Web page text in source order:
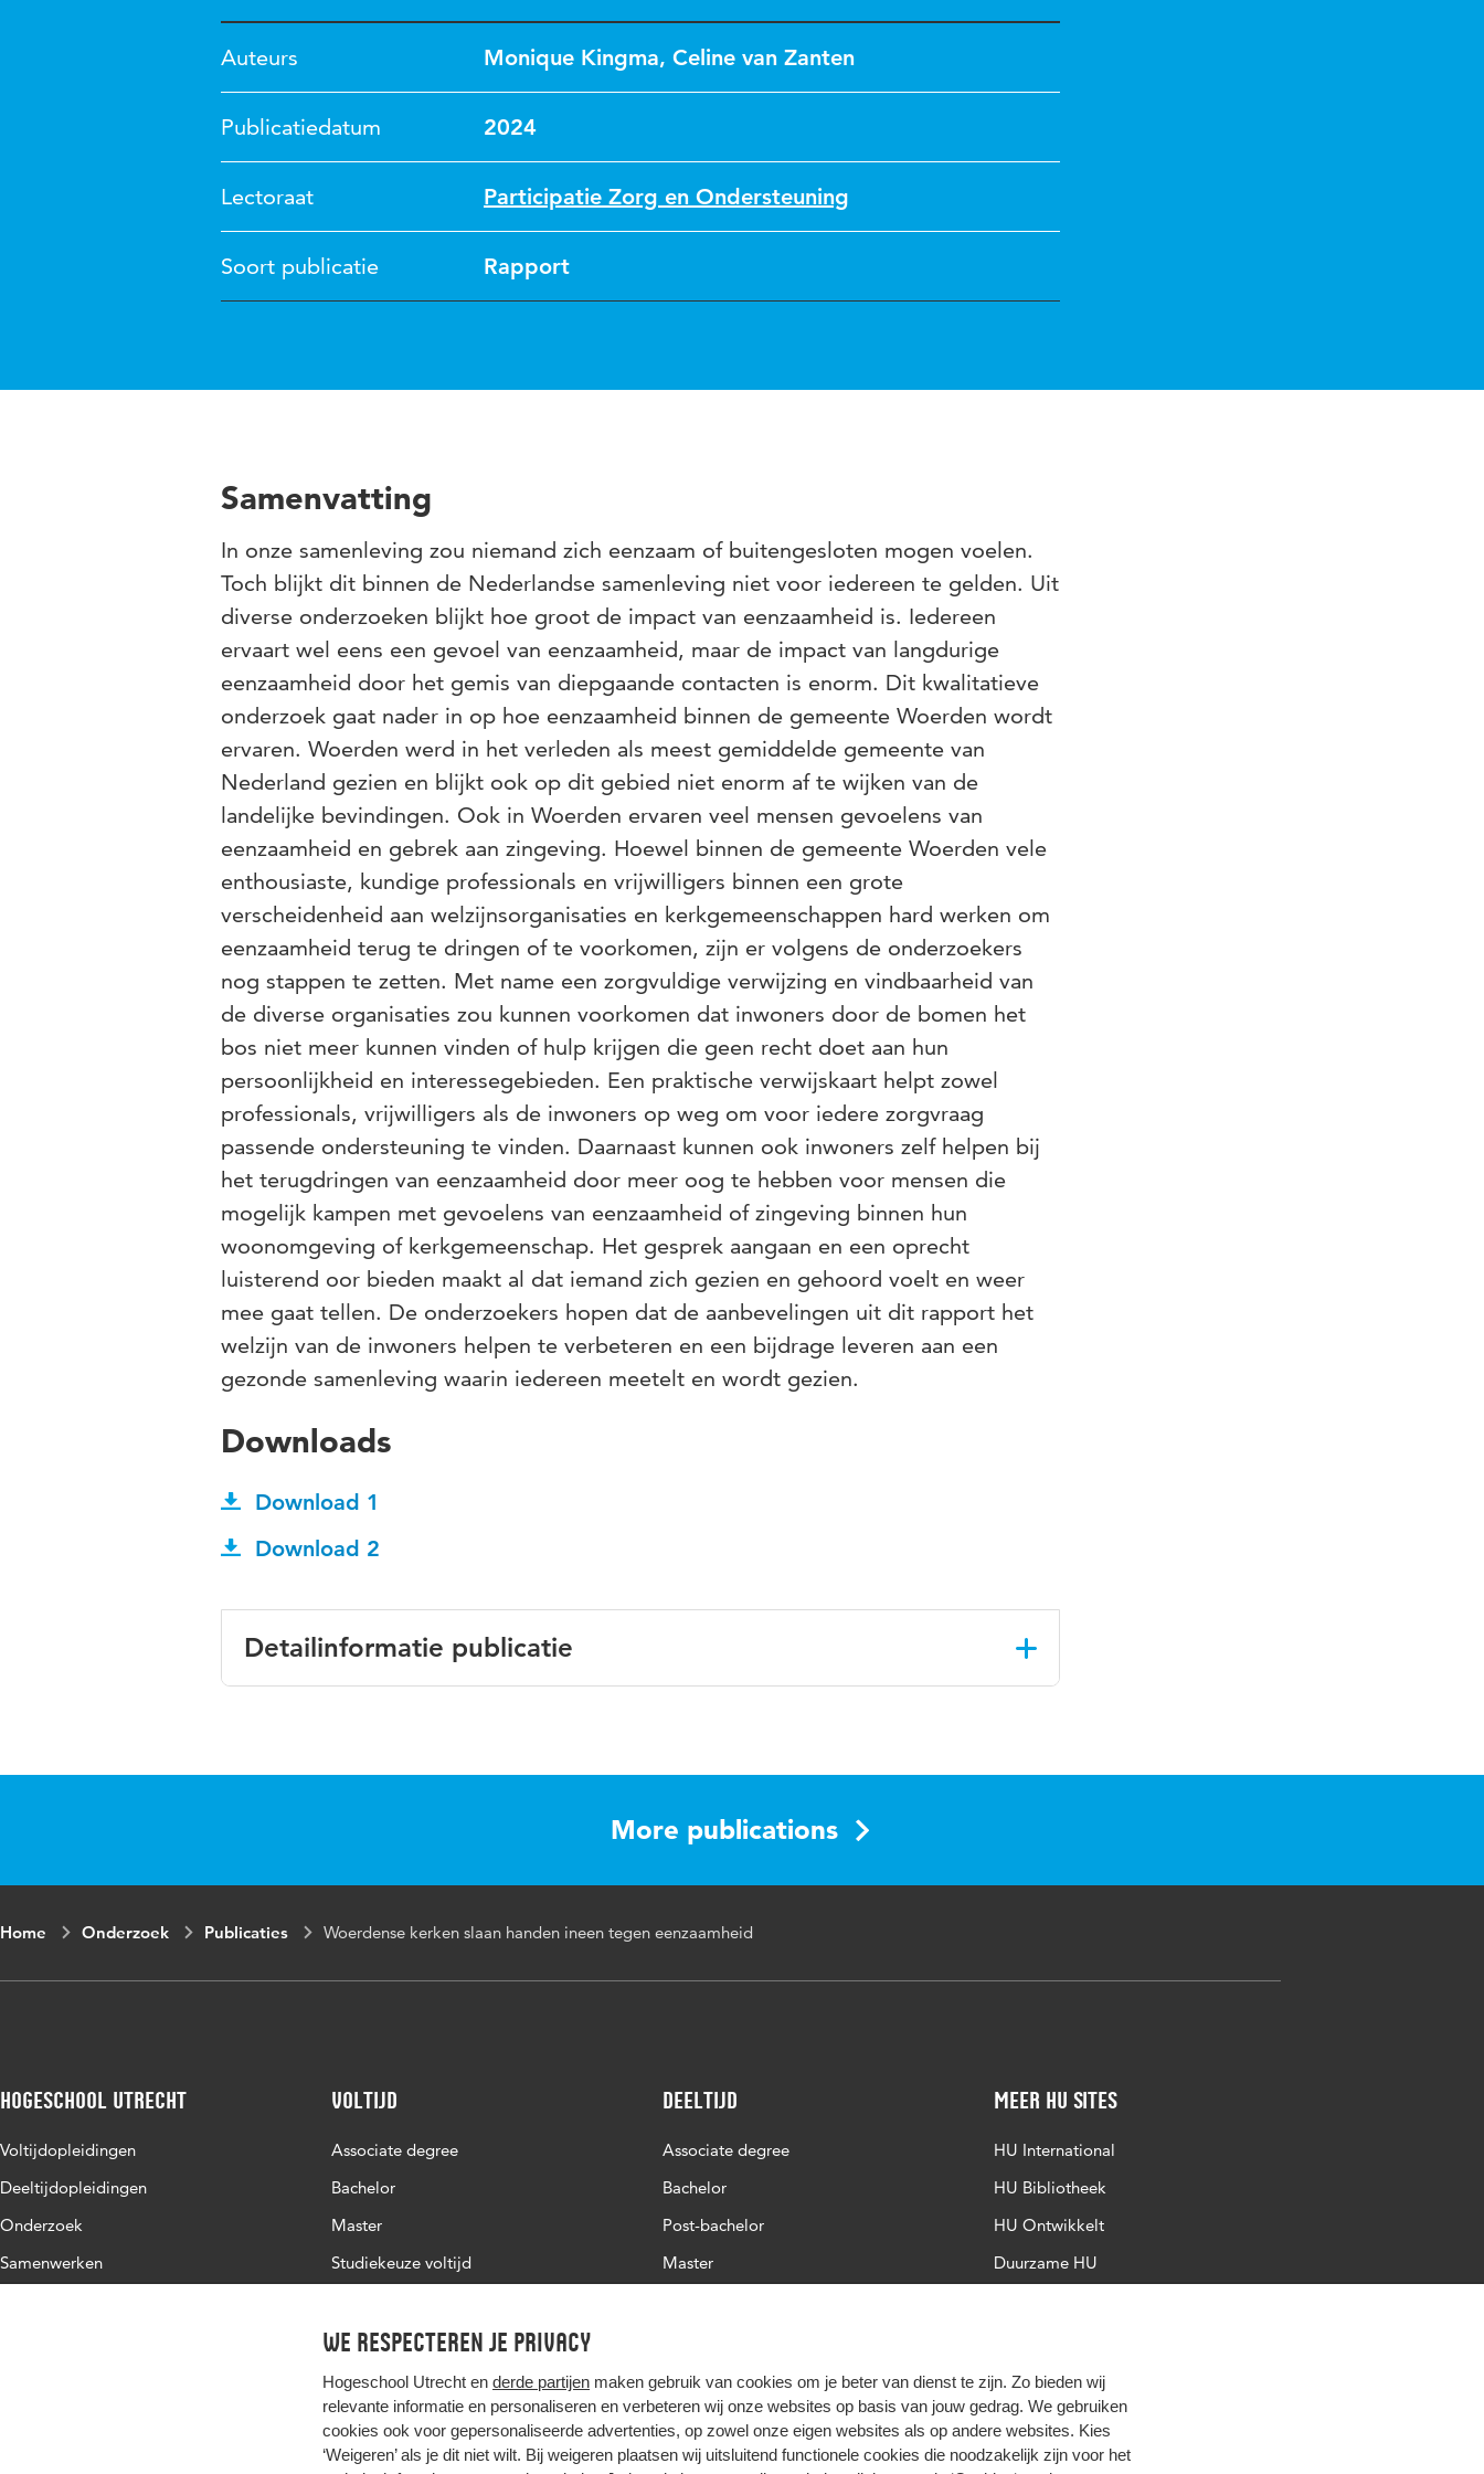
We respecteren je privacy
Hogeschool Utrecht en derde partijen maken gebruik van cookies om je beter van dienst te zijn. Zo bieden wij
relevante informatie en personaliseren en verbeteren wij onze websites op basis van jouw gedrag. We gebruiken
cookies ook voor gepersonaliseerde advertenties, op zowel onze eigen websites als op andere websites. Kies
‘Weigeren’ als je dit niet wilt. Bij weigeren plaatsen wij uitsluitend functionele cookies die noodzakelijk zijn voor het
Auteurs Monique Kingma, Celine van Zanten
Publicatiedatum 2024
Lectoraat Participatie Zorg en Ondersteuning
Soort publicatie Rapport
Samenvatting
In onze samenleving zou niemand zich eenzaam of buitengesloten mogen voelen.
Toch blijkt dit binnen de Nederlandse samenleving niet voor iedereen te gelden. Uit
diverse onderzoeken blijkt hoe groot de impact van eenzaamheid is. Iedereen
ervaart wel eens een gevoel van eenzaamheid, maar de impact van langdurige
eenzaamheid door het gemis van diepgaande contacten is enorm. Dit kwalitatieve
onderzoek gaat nader in op hoe eenzaamheid binnen de gemeente Woerden wordt
ervaren. Woerden werd in het verleden als meest gemiddelde gemeente van
Nederland gezien en blijkt ook op dit gebied niet enorm af te wijken van de
landelijke bevindingen. Ook in Woerden ervaren veel mensen gevoelens van
eenzaamheid en gebrek aan zingeving. Hoewel binnen de gemeente Woerden vele
enthousiaste, kundige professionals en vrijwilligers binnen een grote
verscheidenheid aan welzijnsorganisaties en kerkgemeenschappen hard werken om
eenzaamheid terug te dringen of te voorkomen, zijn er volgens de onderzoekers
nog stappen te zetten. Met name een zorgvuldige verwijzing en vindbaarheid van
de diverse organisaties zou kunnen voorkomen dat inwoners door de bomen het
bos niet meer kunnen vinden of hulp krijgen die geen recht doet aan hun
persoonlijkheid en interessegebieden. Een praktische verwijskaart helpt zowel
professionals, vrijwilligers als de inwoners op weg om voor iedere zorgvraag
passende ondersteuning te vinden. Daarnaast kunnen ook inwoners zelf helpen bij
het terugdringen van eenzaamheid door meer oog te hebben voor mensen die
mogelijk kampen met gevoelens van eenzaamheid of zingeving binnen hun
woonomgeving of kerkgemeenschap. Het gesprek aangaan en een oprecht
luisterend oor bieden maakt al dat iemand zich gezien en gehoord voelt en weer
mee gaat tellen. De onderzoekers hopen dat de aanbevelingen uit dit rapport het
welzijn van de inwoners helpen te verbeteren en een bijdrage leveren aan een
gezonde samenleving waarin iedereen meetelt en wordt gezien.
Downloads
Download 1
Download 2
Detailinformatie publicatie
More publications
Home Onderzoek Publicaties Woerdense kerken slaan handen ineen tegen eenzaamheid
Hogeschool Utrecht
Voltijdopleidingen
Deeltijdopleidingen
Onderzoek
Samenwerken
Voltijd
Associate degree
Bachelor
Master
Studiekeuze voltijd
Deeltijd
Associate degree
Bachelor
Post-bachelor
Master
Meer HU sites
HU International
HU Bibliotheek
HU Ontwikkelt
Duurzame HU